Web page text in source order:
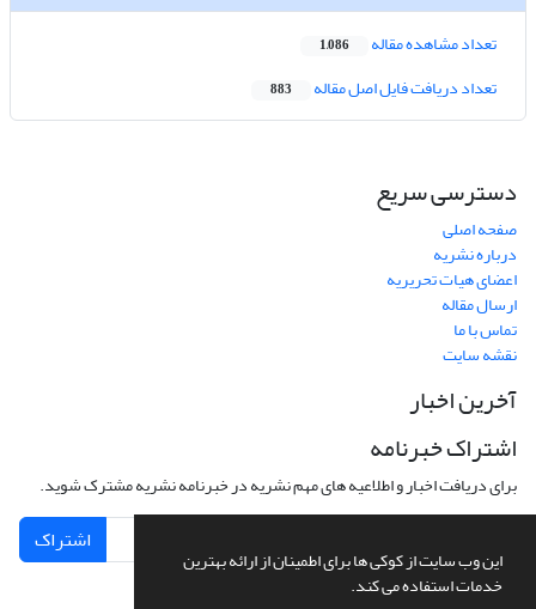
این وب سایت از کوکی ها برای اطمینان از ارائه بهترین
خدمات استفاده می کند.
تعداد مشاهده مقاله 1,086
تعداد دریافت فایل اصل مقاله 883
دسترسی سریع
صفحه اصلی
درباره نشریه
اعضای هیات تحریریه
ارسال مقاله
تماس با ما
نقشه سایت
آخرین اخبار
اشتراک خبرنامه
برای دریافت اخبار و اطلاعیه های مهم نشریه در خبرنامه نشریه مشترک شوید.
اشتراک